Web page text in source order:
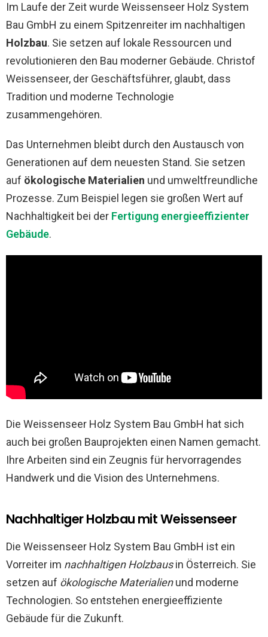
Im Laufe der Zeit wurde Weissenseer Holz System
Bau GmbH zu einem Spitzenreiter im nachhaltigen
Holzbau. Sie setzen auf lokale Ressourcen und
revolutionieren den Bau moderner Gebäude. Christof
Weissenseer, der Geschäftsführer, glaubt, dass
Tradition und moderne Technologie
zusammengehören.
Das Unternehmen bleibt durch den Austausch von
Generationen auf dem neuesten Stand. Sie setzen
auf ökologische Materialien und umweltfreundliche
Prozesse. Zum Beispiel legen sie großen Wert auf
Nachhaltigkeit bei der Fertigung energieeffizienter
Gebäude.
Die Weissenseer Holz System Bau GmbH hat sich
auch bei großen Bauprojekten einen Namen gemacht.
Ihre Arbeiten sind ein Zeugnis für hervorragendes
Handwerk und die Vision des Unternehmens.
Nachhaltiger Holzbau mit Weissenseer
Die Weissenseer Holz System Bau GmbH ist ein
Vorreiter im nachhaltigen Holzbausin Österreich. Sie
setzen auf ökologische Materialienund moderne
Technologien. So entstehen energieeffiziente
Gebäude für die Zukunft.